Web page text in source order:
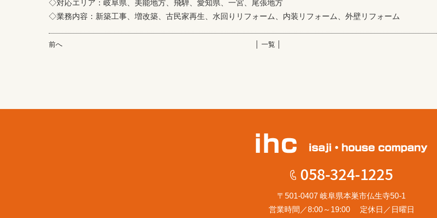
◇対応エリア：岐阜県、美能地方、飛騨、愛知県、一宮、尾張地方
◇業務内容：新築工事、増改築、古民家再生、水回りリフォーム、内装リフォーム、外壁リフォーム
前へ │ 一覧 │
058-324-1225
〒501-0407 岐阜県本巣市仏生寺50-1
営業時間／8:00～19:00 定休日／日曜日